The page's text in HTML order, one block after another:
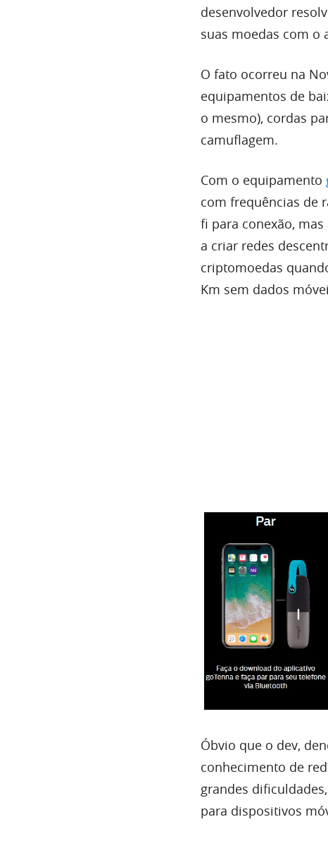
desenvolvedor
suas moedas com o
O fato ocorreu na
equipamentos de
o mesmo), cordas
camuflagem.
Com o equipamento
com frequências de
fi para conexão,
a criar redes
criptomoedas
Km sem dados
Óbvio que o dev,
conhecimento de
grandes
para dispositivos